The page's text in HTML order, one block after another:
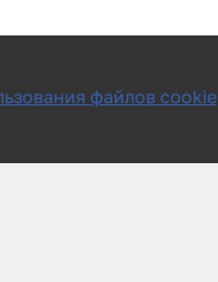
файлов cookie